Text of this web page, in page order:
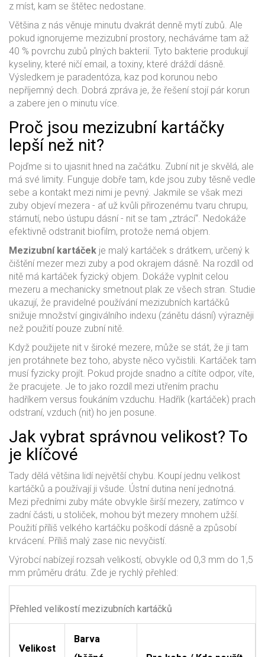
z míst, kam se štětec nedostane.
Většina z nás věnuje minutu dvakrát denně mytí zubů. Ale
pokud ignorujeme mezizubní prostory, necháváme tam až
40 % povrchu zubů plných bakterií. Tyto bakterie produkují
kyseliny, které ničí email, a toxiny, které dráždí dásně.
Výsledkem je paradentóza, kaz pod korunou nebo
nepříjemný dech. Dobrá zpráva je, že řešení stojí pár korun
a zabere jen o minutu více.
Proč jsou mezizubní kartáčky
lepší než nit?
Pojďme si to ujasnit hned na začátku. Zubní nit je skvělá, ale
má své limity. Funguje dobře tam, kde jsou zuby těsně vedle
sebe a kontakt mezi nimi je pevný. Jakmile se však mezi
zuby objeví mezera - ať už kvůli přirozenému tvaru chrupu,
stárnutí, nebo ústupu dásní - nit se tam „ztrácí“. Nedokáže
efektivně odstranit biofilm, protože nemá objem.
Mezizubní kartáček je malý kartáček s drátkem, určený k
čištění mezer mezi zuby a pod okrajem dásně. Na rozdíl od
nitě má kartáček fyzický objem. Dokáže vyplnit celou
mezeru a mechanicky smetnout plak ze všech stran. Studie
ukazují, že pravidelné používání mezizubních kartáčků
snižuje množství gingiválního indexu (zánětu dásní) výrazněji
než použití pouze zubní nitě.
Když použijete nit v široké mezere, může se stát, že ji tam
jen protáhnete bez toho, abyste něco vyčistili. Kartáček tam
musí fyzicky projít. Pokud projde snadno a cítíte odpor, víte,
že pracujete. Je to jako rozdíl mezi utřením prachu
hadříkem versus foukáním vzduchu. Hadřík (kartáček) prach
odstraní, vzduch (nit) ho jen posune.
Jak vybrat správnou velikost? To
je klíčové
Tady dělá většina lidí největší chybu. Koupí jednu velikost
kartáčků a používají ji všude. Ústní dutina není jednotná.
Mezi předními zuby máte obvykle širší mezery, zatímco v
zadní části, u stoliček, mohou být mezery mnohem užší.
Použití příliš velkého kartáčku poškodí dásně a způsobí
krvácení. Příliš malý zase nic nevyčistí.
Výrobcí nabízejí rozsah velikostí, obvykle od 0,3 mm do 1,5
mm průměru drátu. Zde je rychlý přehled:
Přehled velikostí mezizubních kartáčků
Velikost
Barva